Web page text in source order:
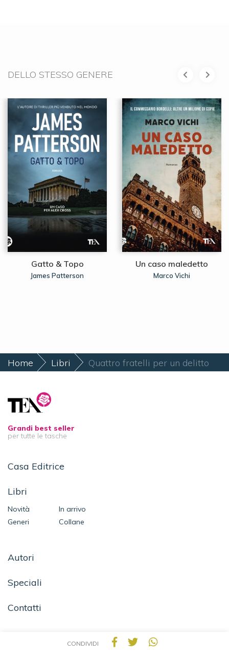
DELLO STESSO GENERE
Gatto & Topo
James Patterson
Un caso maledetto
Marco Vichi
CONDIVIDI
Home Libri Quattro fratelli per un delitto
Grandi best seller
per tutte le tasche
Casa Editrice
Libri
Novità
In arrivo
Generi
Collane
Autori
Speciali
Contatti